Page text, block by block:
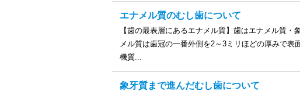
エナメル質のむし歯について
【歯の最表層にあるエナメル質】歯はエナメル質
メル質は歯冠の一番外側を2～3ミリほどの厚みで
機質...
象牙質まで進んだむし歯について